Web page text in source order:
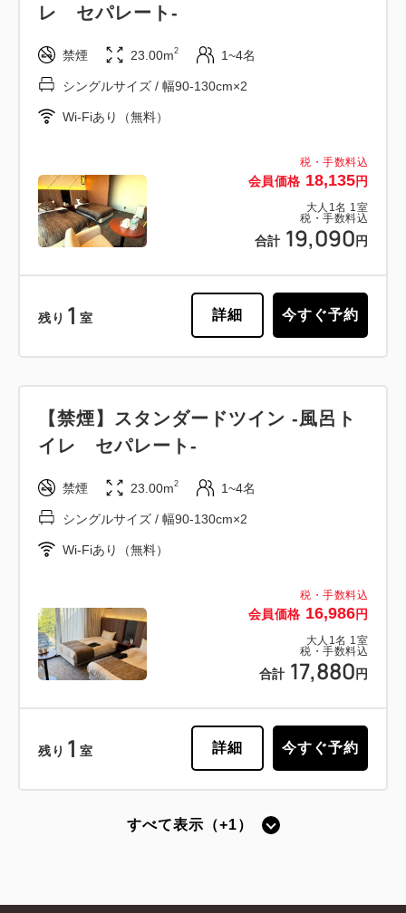
税・手数料込
会員価格 18,135円
大人 1 名 1 室
税・手数料込
合計 19,090円
レ セパレート-
禁煙 23.00m2 1~4名
シングルサイズ / 幅90-130cm×2
Wi-Fiあり（無料）
残り 1 室 詳細 今すぐ予約
税・手数料込
会員価格 16,986円
大人 1 名 1 室
税・手数料込
合計 17,880円
【禁煙】スタンダードツイン -風呂ト
イレ セパレート-
禁煙 23.00m2 1~4名
シングルサイズ / 幅90-130cm×2
Wi-Fiあり（無料）
残り 1 室 詳細 今すぐ予約
2
すべて表示（+1）